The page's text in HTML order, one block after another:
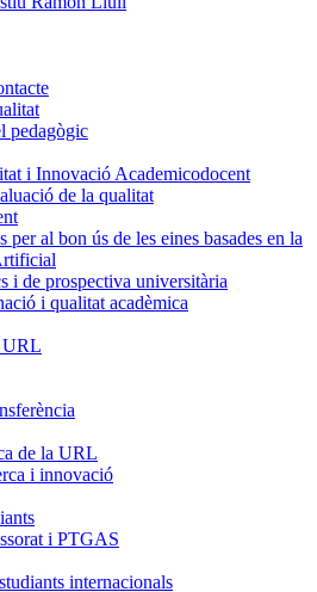
pedagògic
i Innovació Academicodocent
de la qualitat
per al bon ús de les eines basades en la
i de prospectiva universitària
i qualitat acadèmica
URL
de la URL
i innovació
i PTGAS
internacionals